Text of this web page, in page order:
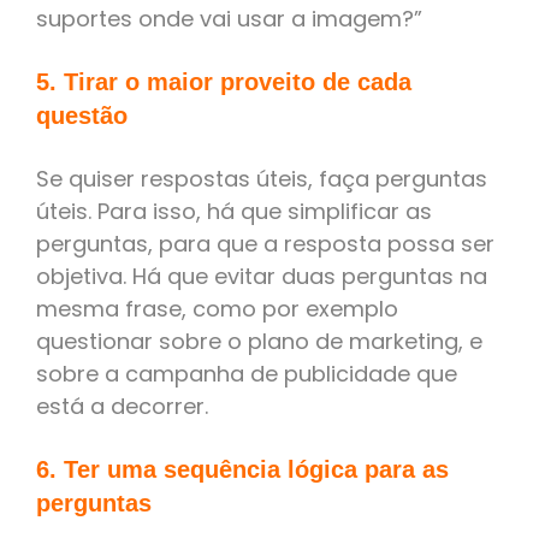
suportes onde vai usar a imagem?”
5. Tirar o maior proveito de cada
questão
Se quiser respostas úteis, faça perguntas
úteis. Para isso, há que simplificar as
perguntas, para que a resposta possa ser
objetiva. Há que evitar duas perguntas na
mesma frase, como por exemplo
questionar sobre o plano de marketing, e
sobre a campanha de publicidade que
está a decorrer.
6. Ter uma sequência lógica para as
perguntas